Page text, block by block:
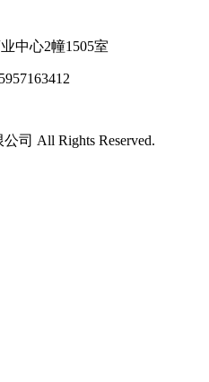
中心2幢1505室
司 All Rights Reserved.